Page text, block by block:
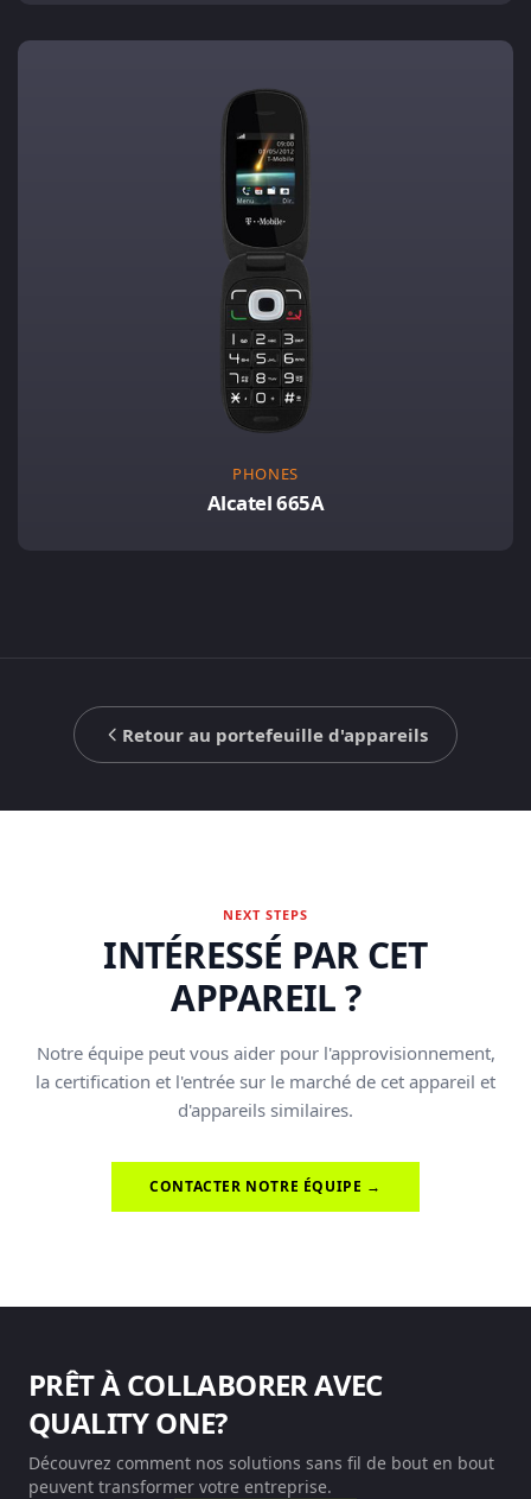
PHONES
Alcatel 665A
Retour au portefeuille d'appareils
NEXT STEPS
INTÉRESSÉ PAR CET
APPAREIL ?
Notre équipe peut vous aider pour l'approvisionnement,
la certification et l'entrée sur le marché de cet appareil et
d'appareils similaires.
CONTACTER NOTRE ÉQUIPE →
PRÊT À COLLABORER AVEC
QUALITY ONE?
Découvrez comment nos solutions sans fil de bout en bout
peuvent transformer votre entreprise.